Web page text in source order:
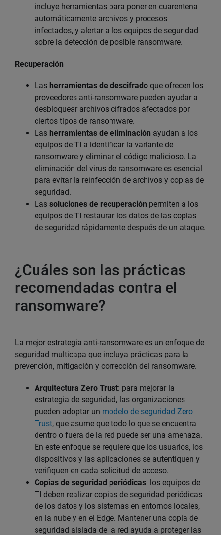
incluye herramientas para poner en cuarentena
automáticamente archivos y procesos
infectados, y alertar a los equipos de seguridad
sobre la detección de posible ransomware.
Recuperación
Las herramientas de descifrado que ofrecen los
proveedores anti-ransomware pueden ayudar a
desbloquear archivos cifrados afectados por
ciertos tipos de ransomware.
Las herramientas de eliminación ayudan a los
equipos de TI a identificar la variante de
ransomware y eliminar el código malicioso. La
eliminación del virus de ransomware es esencial
para evitar la reinfección de archivos y copias de
seguridad.
Las soluciones de recuperación permiten a los
equipos de TI restaurar los datos de las copias
de seguridad rápidamente después de un ataque.
¿Cuáles son las prácticas
recomendadas contra el
ransomware?
La mejor estrategia anti-ransomware es un enfoque de
seguridad multicapa que incluya prácticas para la
prevención, mitigación y corrección del ransomware.
Arquitectura Zero Trust: para mejorar la
estrategia de seguridad, las organizaciones
pueden adoptar un modelo de seguridad Zero
Trust, que asume que todo lo que se encuentra
dentro o fuera de la red puede ser una amenaza.
En este enfoque se requiere que los usuarios, los
dispositivos y las aplicaciones se autentiquen y
verifiquen en cada solicitud de acceso.
Copias de seguridad periódicas: los equipos de
TI deben realizar copias de seguridad periódicas
de los datos y los sistemas en entornos locales,
en la nube y en el Edge. Mantener una copia de
seguridad aislada de la red ayuda a proteger las